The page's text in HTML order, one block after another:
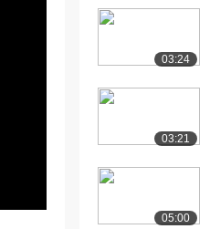
03:24
03:21
05:00